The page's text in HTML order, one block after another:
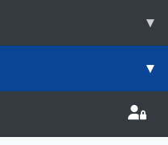
▾
▾